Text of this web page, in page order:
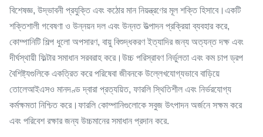
বিশেষজ্ঞ, উদ্ভাবনী প্রযুক্তি এবং কঠোর মান নিয়ন্ত্রণের মূল শক্তি হিসাবে।একটি
শক্তিশালী গবেষণা ও উন্নয়ন দল এবং উন্নত উত্পাদন প্রক্রিয়া ব্যবহার করে,
কোম্পানিটি শিল্প ধুলো অপসারণ, বায়ু বিশুদ্ধকরণ ইত্যাদির জন্য অত্যন্ত দক্ষ এবং
দীর্ঘস্থায়ী ফিল্টার সমাধান সরবরাহ করে।উচ্চ পরিস্রাবণ নির্ভুলতা এবং কম চাপ ড্রপ
বৈশিষ্ট্যগুলিকে একত্রিত করে পরিষেবা জীবনকে উল্লেখযোগ্যভাবে বাড়িয়ে
তোলেআইএসও মানদণ্ড দ্বারা প্রত্যয়িত, ফারলি স্থিতিশীল এবং নির্ভরযোগ্য
কর্মক্ষমতা নিশ্চিত করে।ফারলি কোম্পানিগুলোকে সবুজ উৎপাদন অর্জনে সক্ষম করে
এবং পরিবেশ রক্ষার জন্য উচ্চমানের সমাধান প্রদান করে.